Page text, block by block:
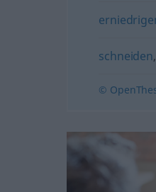
schneiden,
©